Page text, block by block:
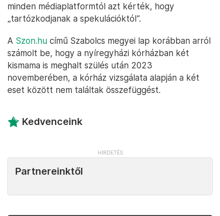
minden médiaplatformtól azt kérték, hogy
„tartózkodjanak a spekulációktól”.
A Szon.hu című Szabolcs megyei lap korábban arról
számolt be, hogy a nyíregyházi kórházban két
kismama is meghalt szülés után 2023
novemberében, a kórház vizsgálata alapján a két
eset között nem találtak összefüggést.
Kedvenceink
Partnereinktől